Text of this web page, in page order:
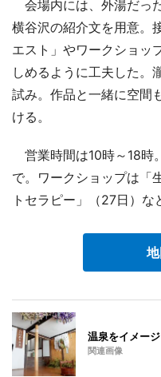
会場内には、外湯だっ
横谷沢の紹介文を用意。
エスト」やワークショッ
しめるように工夫した。
試み。作品と一緒に空間
ける。
営業時間は10時～18時
で。ワークショップは「
トセラピー」（27日）な
温泉をイメー
関連画像